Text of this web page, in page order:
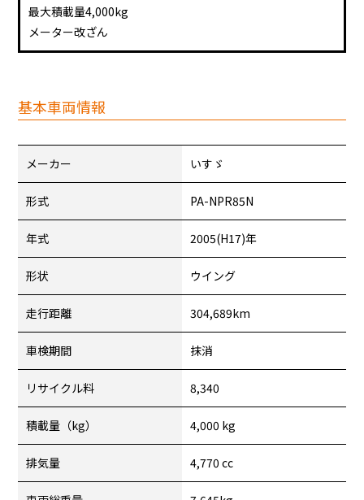
最大積載量4,000kg
メーター改ざん
基本車両情報
メーカー いすゞ
形式 PA-NPR85N
年式 2005(H17)年
形状 ウイング
走行距離 304,689km
車検期間 抹消
リサイクル料 8,340
積載量（kg） 4,000 kg
排気量 4,770 cc